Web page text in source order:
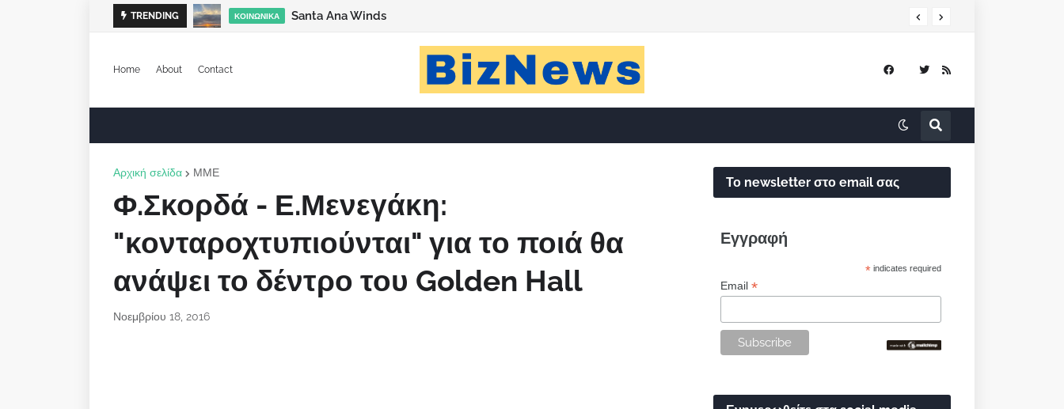
TRENDING ΚΟΙΝΩΝΙΚΆ Santa Ana Winds
Home About Contact
Αρχική σελίδα ΜΜΕ
Φ.Σκορδά - Ε.Μενεγάκη:
"κονταροχτυπιούνται" για το ποιά θα
ανάψει το δέντρο του Golden Hall
Νοεμβρίου 18, 2016
Το newsletter στο email σας
Εγγραφή
* indicates required
Email *